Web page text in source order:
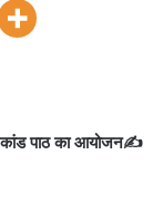
पाठ का आयोजन✍️